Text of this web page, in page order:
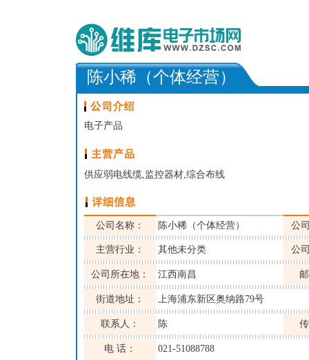
陈小稀（个体经营）
电子产品
供应弱电线缆,监控器材,综合布线
公司名称： 陈小稀（个体经营） 公
主营行业： 其他未分类 公
公司所在地： 江西南昌
街道地址： 上海浦东新区奥纳路79号
联系人： 陈
电 话：
021-51088788